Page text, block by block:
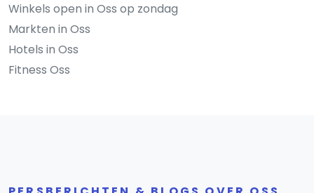
Winkels open in Oss op zondag
Markten in Oss
Hotels in Oss
Fitness Oss